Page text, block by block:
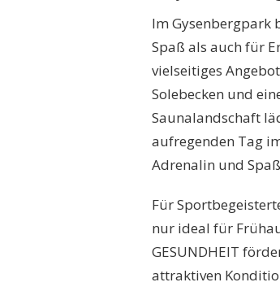
Im Gysenbergpark
Spaß als auch für
vielseitiges
Solebecken und
Saunalandschaft
aufregenden Tag
Adrenalin und
Für
nur ideal für
GESUNDHEIT
attraktiven